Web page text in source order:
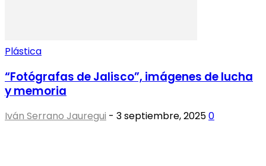
Plástica
“Fotógrafas de Jalisco”, imágenes de lucha
y memoria
Iván Serrano Jauregui - 3 septiembre, 20250